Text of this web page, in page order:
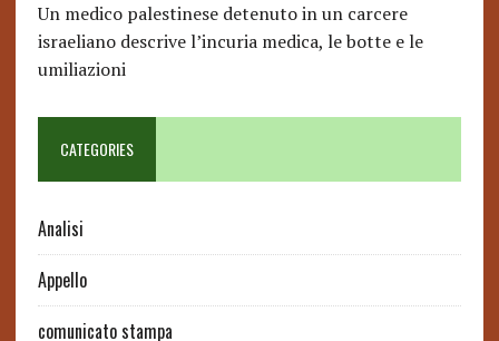
Un medico palestinese detenuto in un carcere
israeliano descrive l’incuria medica, le botte e le
umiliazioni
CATEGORIES
Analisi
Appello
comunicato stampa